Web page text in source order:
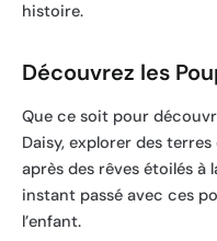
histoire.
Découvrez les
Que ce soit pour
Daisy, explorer des
après des rêves étoilés à
instant passé avec ces
l’enfant.